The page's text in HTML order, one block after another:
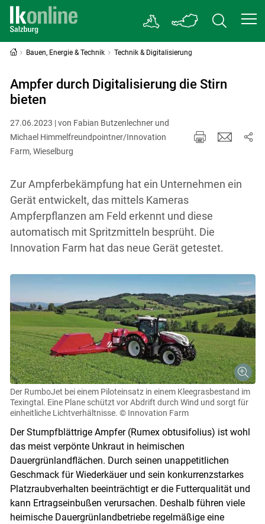
Bauen, Energie & Technik Technik & Digitalisierung
Ampfer durch Digitalisierung die Stirn
bieten
27.06.2023 | von Fabian Butzenlechner und
Michael Himmelfreundpointner/Innovation
Farm, Wieselburg
Zur Ampferbekämpfung hat ein Unternehmen ein
Gerät entwickelt, das mittels Kameras
Ampferpflanzen am Feld erkennt und diese
automatisch mit Spritzmitteln besprüht. Die
Innovation Farm hat das neue Gerät getestet.
Der RumboJet bei einem Piloteinsatz in einem Kleegrasbestand im
Texingtal. Eine Plane schützt vor Abdrift durch Wind und sorgt für
einheitliche Lichtverhältnisse. © Innovation Farm
Der Stumpfblättrige Ampfer (Rumex obtusifolius) ist wohl
das meist verpönte Unkraut in heimischen
Dauergrünlandflächen. Durch seinen unappetitlichen
Geschmack für Wiederkäuer und sein konkurrenzstarkes
Platzraubverhalten beeinträchtigt er die Futterqualität und
kann Ertragseinbußen verursachen. Deshalb führen viele
heimische Dauergrünlandbetriebe regelmäßige eine